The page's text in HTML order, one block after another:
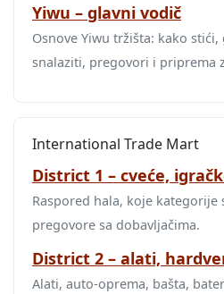
Yiwu – glavni vodič
Osnove Yiwu tržišta: kako
snalaziti, pregovori i priprema
International Trade Mart
District 1 – cveće,
Raspored hala, koje kategorije
pregovore sa dobavljačima.
District 2 – alati,
Alati, auto-oprema, bašta,